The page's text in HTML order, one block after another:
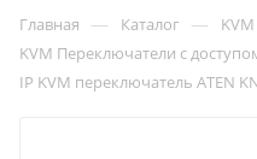
Главная — Каталог —
KVM Переключатели с
IP KVM переключатель ATEN